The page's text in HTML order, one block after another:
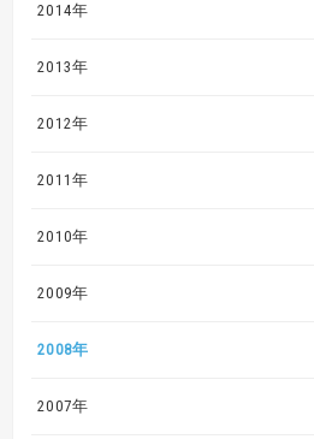
2014年
2013年
2012年
2011年
2010年
2009年
2008年
2007年